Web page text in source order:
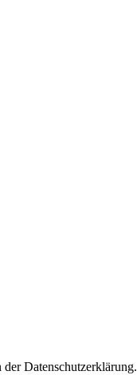
Datenschutzerklärung.